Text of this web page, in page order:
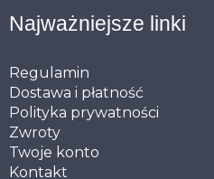
Najważniejsze linki
Regulamin
Dostawa i płatność
Polityka prywatności
Zwroty
Twoje konto
Kontakt